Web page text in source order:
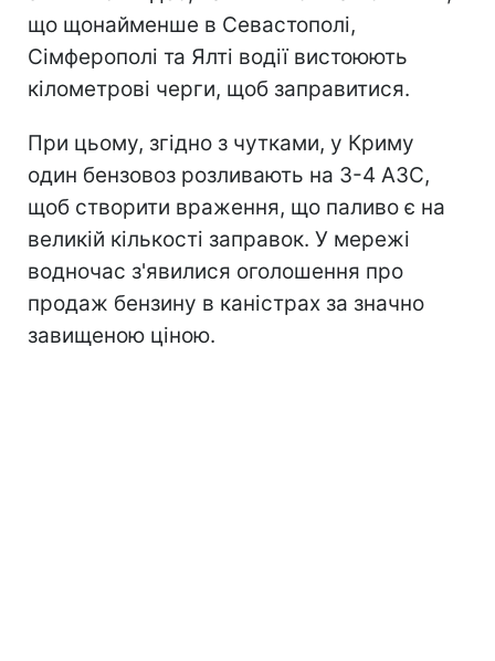
що щонайменше в Севастополі,
Сімферополі та Ялті водії вистоюють
кілометрові черги, щоб заправитися.
При цьому, згідно з чутками, у Криму
один бензовоз розливають на 3-4 АЗС,
щоб створити враження, що паливо є на
великій кількості заправок. У мережі
водночас з'явилися оголошення про
продаж бензину в каністрах за значно
завищеною ціною.